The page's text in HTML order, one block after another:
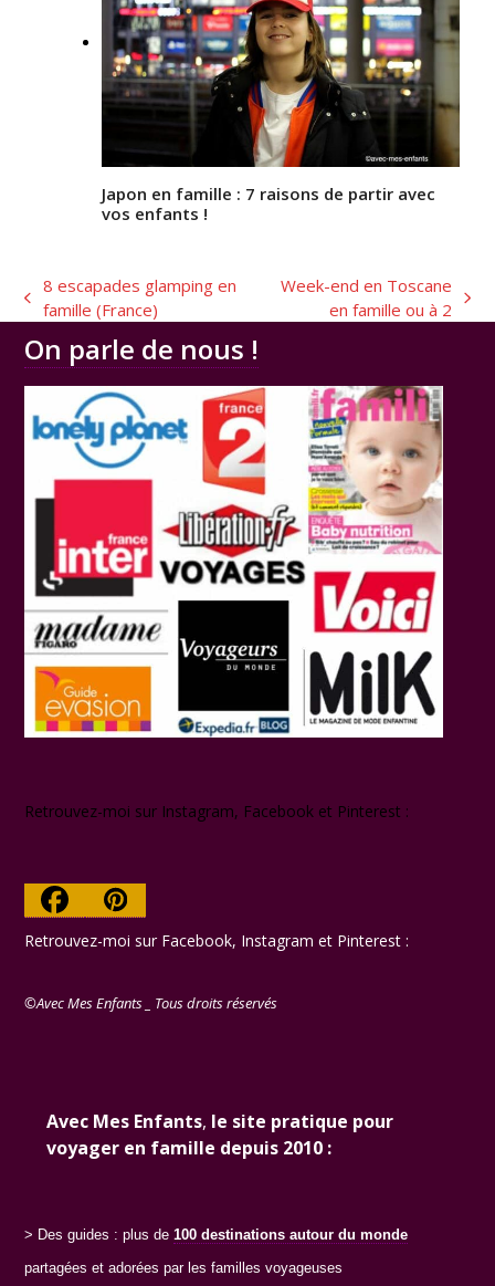
Japon en famille : 7 raisons de partir avec
vos enfants !
previous
8 escapades glamping en
famille (France)
Week-end en Toscane
en famille ou à 2
On parle de nous !
Retrouvez-moi sur Instagram, Facebook et Pinterest :
FacebookPinterest
Retrouvez-moi sur Facebook, Instagram et Pinterest :
©Avec Mes Enfants _ Tous droits réservés
Avec Mes Enfants, le site pratique pour
voyager en famille depuis 2010 :
> Des guides : plus de100 destinationsautour du monde
partagées et adorées par les familles voyageuses